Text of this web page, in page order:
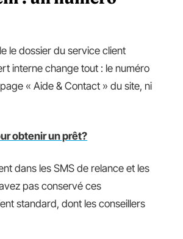
le dossier du service client
interne change tout : le numéro
« Aide & Contact » du site, ni
obtenir un prêt?
dans les SMS de relance et les
pas conservé ces
standard, dont les conseillers